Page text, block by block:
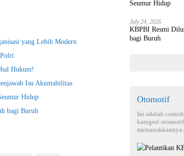
yang Lebih Modern
Hukum!
Isu Akuntabilitas
Hidup
bagi Buruh
Seumur Hidup
July 24, 2026
KBPBI Resmi
bagi Buruh
Otomotif
Ini adalah
kategori
memasukkannya